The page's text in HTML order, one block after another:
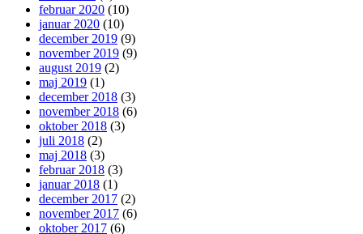
februar 2020 (10)
januar 2020 (10)
december 2019 (9)
november 2019 (9)
august 2019 (2)
maj 2019 (1)
december 2018 (3)
november 2018 (6)
oktober 2018 (3)
juli 2018 (2)
maj 2018 (3)
februar 2018 (3)
januar 2018 (1)
december 2017 (2)
november 2017 (6)
oktober 2017 (6)